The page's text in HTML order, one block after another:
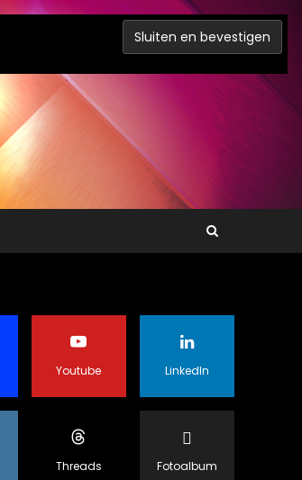
Youtube LinkedIn
Threads Fotoalbum